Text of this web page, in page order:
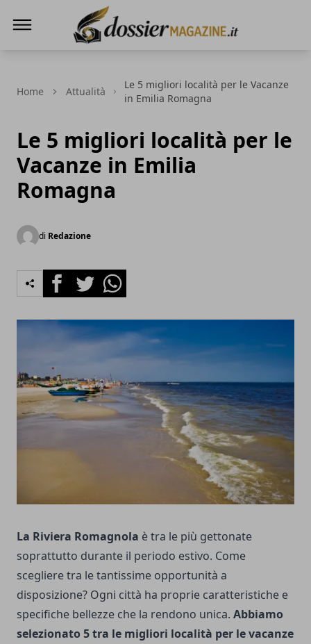
Home Attualità
Le 5 migliori località per le Vacanze
in Emilia Romagna
Le 5 migliori località per le
Vacanze in Emilia
Romagna
di Redazione
FacebookTwitterWhatsapp
La Riviera Romagnola è tra le più gettonate
soprattutto durante il periodo estivo. Come
scegliere tra le tantissime opportunità a
disposizione? Ogni città ha proprie caratteristiche e
specifiche bellezze che la rendono unica. Abbiamo
selezionato 5 tra le migliori località per le vacanze